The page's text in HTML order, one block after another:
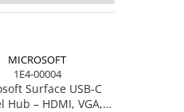
MICROSOFT
1E4-00004
Surface USB‑C
Hub – HDMI, VGA,